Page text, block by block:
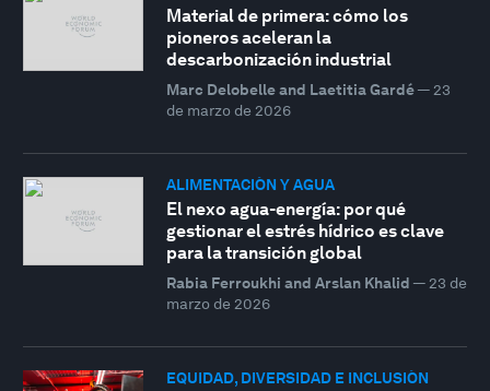
Material de primera: cómo los
pioneros aceleran la
descarbonización industrial
Marc Delobelle and Laetitia Gardé— 23
de marzo de 2026
ALIMENTACIÓN Y AGUA
El nexo agua-energía: por qué
gestionar el estrés hídrico es clave
para la transición global
Rabia Ferroukhi and Arslan Khalid — 23 de
marzo de 2026
EQUIDAD, DIVERSIDAD E INCLUSIÓN